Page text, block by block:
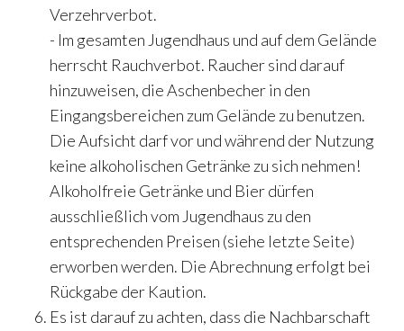
Verzehrverbot.
- Im gesamten Jugendhaus und auf dem Gelände
herrscht Rauchverbot. Raucher sind darauf
hinzuweisen, die Aschenbecher in den
Eingangsbereichen zum Gelände zu benutzen.
Die Aufsicht darf vor und während der Nutzung
keine alkoholischen Getränke zu sich nehmen!
Alkoholfreie Getränke und Bier dürfen
ausschließlich vom Jugendhaus zu den
entsprechenden Preisen (siehe letzte Seite)
erworben werden. Die Abrechnung erfolgt bei
Rückgabe der Kaution.
Es ist darauf zu achten, dass die Nachbarschaft